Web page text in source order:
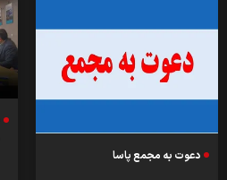
دعوت به مجمع پاسا